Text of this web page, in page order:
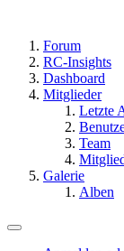
Forum
RC-Insights
Dashboard
Mitglieder
Letzte
Team
Galerie
Alben